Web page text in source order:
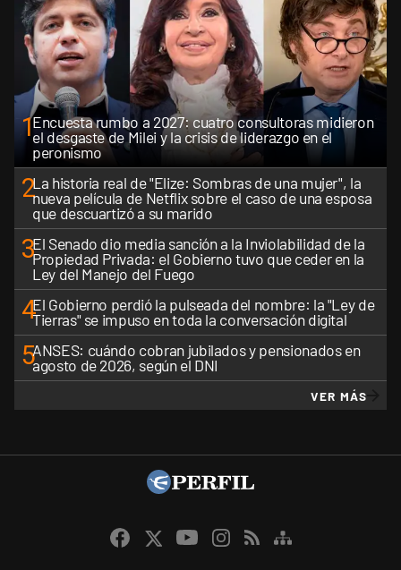
1Encuesta rumbo a 2027: cuatro consultoras midieron
el desgaste de Milei y la crisis de liderazgo en el
peronismo
2La historia real de "Elize: Sombras de una mujer", la
nueva película de Netflix sobre el caso de una esposa
que descuartizó a su marido
3El Senado dio media sanción a la Inviolabilidad de la
Propiedad Privada: el Gobierno tuvo que ceder en la
Ley del Manejo del Fuego
4El Gobierno perdió la pulseada del nombre: la "Ley de
Tierras" se impuso en toda la conversación digital
5ANSES: cuándo cobran jubilados y pensionados en
agosto de 2026, según el DNI
VER MÁS